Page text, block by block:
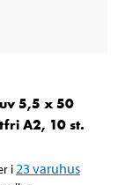
5,5 x 50
A2, 10 st.
i 23 varuhus